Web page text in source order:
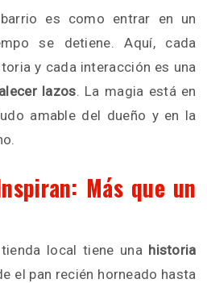
es como entrar en un
se detiene. Aquí, cada
y cada interacción es una
lazos. La magia está en
amable del dueño y en la
Más que un
local tiene una historia
el pan recién horneado hasta